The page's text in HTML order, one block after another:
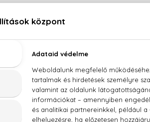
LEÍRÁS
Kilig Retinol Pro-retinol nappali